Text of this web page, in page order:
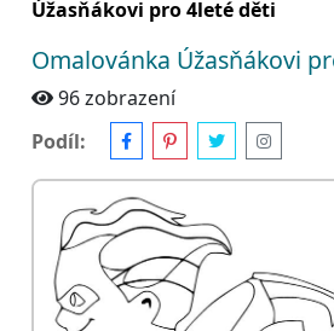
Úžasňákovi pro 4leté děti
Omalovánka Úžasňákovi
96 zobrazení
Podíl: